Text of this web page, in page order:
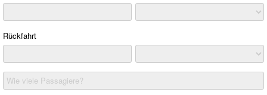
Rückfahrt
Wie viele Passagiere?